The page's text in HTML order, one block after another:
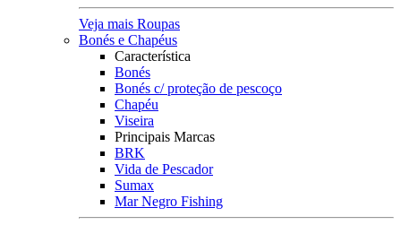
Veja mais Roupas
Bonés e Chapéus
Característica
Bonés
Bonés c/ proteção de pescoço
Chapéu
Viseira
Principais Marcas
BRK
Vida de Pescador
Sumax
Mar Negro Fishing